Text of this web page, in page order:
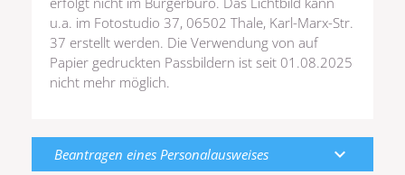
u.a. im Fotostudio 37, 06502 Thale, Karl-Marx-Str.
37 erstellt werden. Die Verwendung von auf
Papier gedruckten Passbildern ist seit 01.08.2025
nicht mehr möglich.
Beantragen eines Personalausweises expand_more